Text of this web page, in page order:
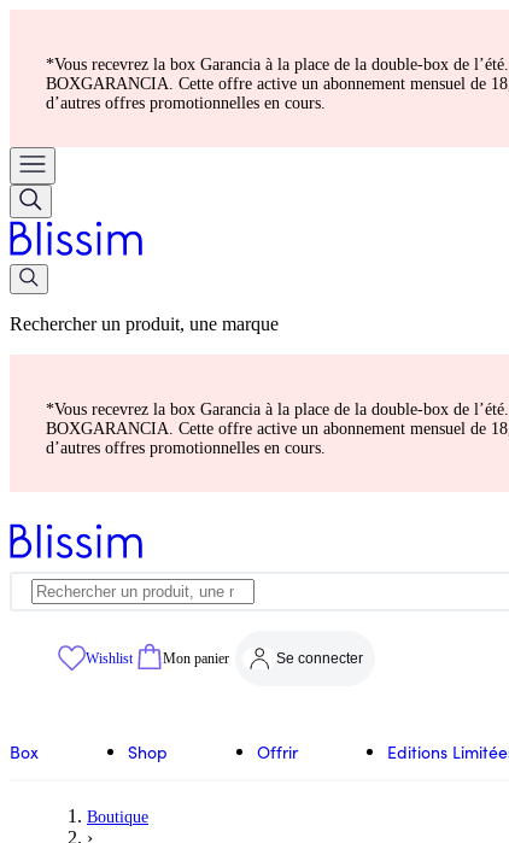
*Vous recevrez la box Garancia à la place de la double-box de
BOXGARANCIA. Cette offre active un abonnement mensuel de
d’autres offres promotionnelles en cours.
Rechercher un produit, une marque
*Vous recevrez la box Garancia à la place de la double-box de
BOXGARANCIA. Cette offre active un abonnement mensuel de
d’autres offres promotionnelles en cours.
Wishlist Mon panier Se connecter
Box Shop Offrir Editions
Boutique
›